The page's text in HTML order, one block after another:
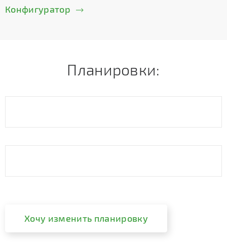
Конфигуратор
Планировки:
Хочу изменить планировку